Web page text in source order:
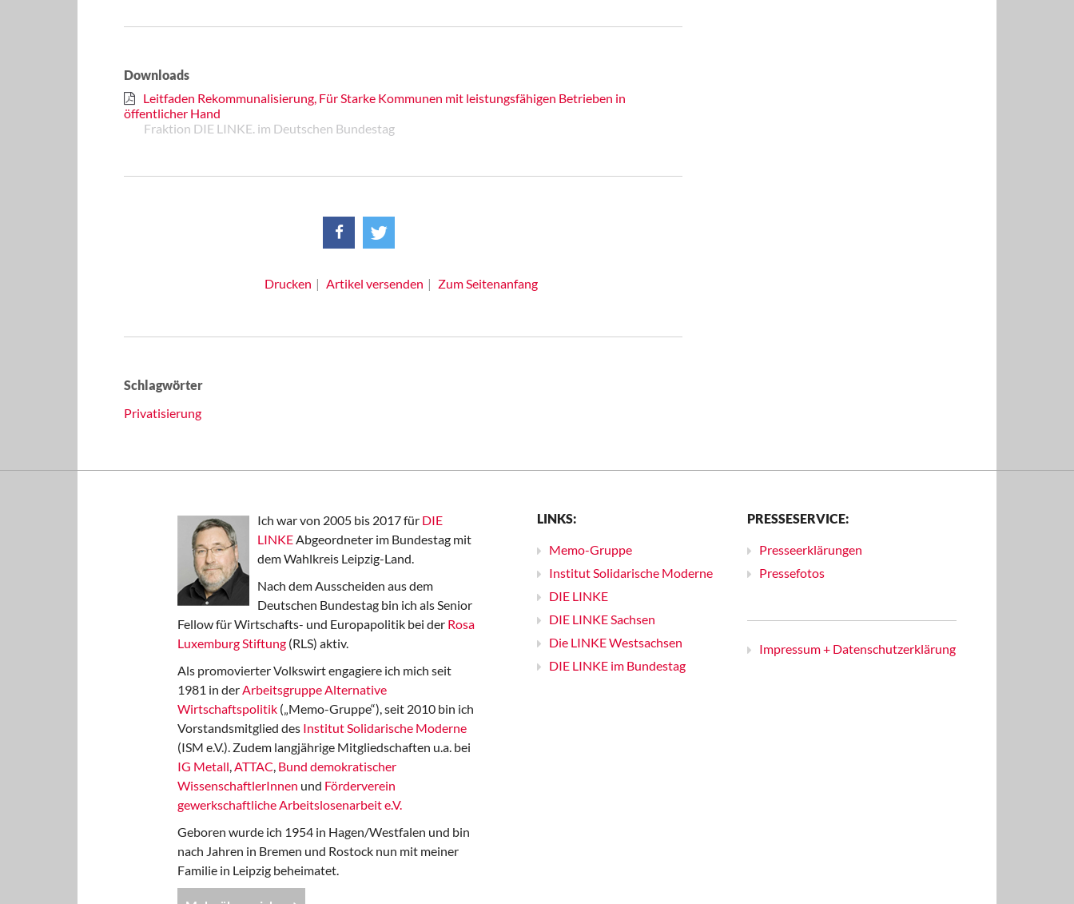
Downloads
Leitfaden Rekommunalisierung, Für Starke Kommunen mit leistungsfähigen Betrieben in
öffentlicher Hand
Fraktion DIE LINKE. im Deutschen Bundestag
Drucken Artikel versenden Zum Seitenanfang
Schlagwörter
Privatisierung
Ich war von 2005 bis 2017 für DIE
LINKEAbgeordneter im Bundestag mit
dem Wahlkreis Leipzig-Land.
Nach dem Ausscheiden aus dem
Deutschen Bundestag bin ich als Senior
Fellow für Wirtschafts- und Europapolitik bei der Rosa
Luxemburg Stiftung (RLS) aktiv.
Als promovierter Volkswirt engagiere ich mich seit
1981 in derArbeitsgruppe Alternative
Wirtschaftspolitik („Memo-Gruppe“), seit 2010 bin ich
Vorstandsmitglied des Institut Solidarische Moderne
(ISM e.V.). Zudem langjährige Mitgliedschaften u.a. bei
IG Metall,ATTAC, Bund demokratischer
WissenschaftlerInnen und Förderverein
gewerkschaftliche Arbeitslosenarbeit e.V.
Geboren wurde ich 1954 in Hagen/Westfalen und bin
nach Jahren in Bremen und Rostock nun mit meiner
Familie in Leipzig beheimatet.
LINKS:
Memo-Gruppe
Institut Solidarische Moderne
DIE LINKE
DIE LINKE Sachsen
Die LINKE Westsachsen
DIE LINKE im Bundestag
PRESSESERVICE:
Presseerklärungen
Pressefotos
Impressum + Datenschutzerklärung